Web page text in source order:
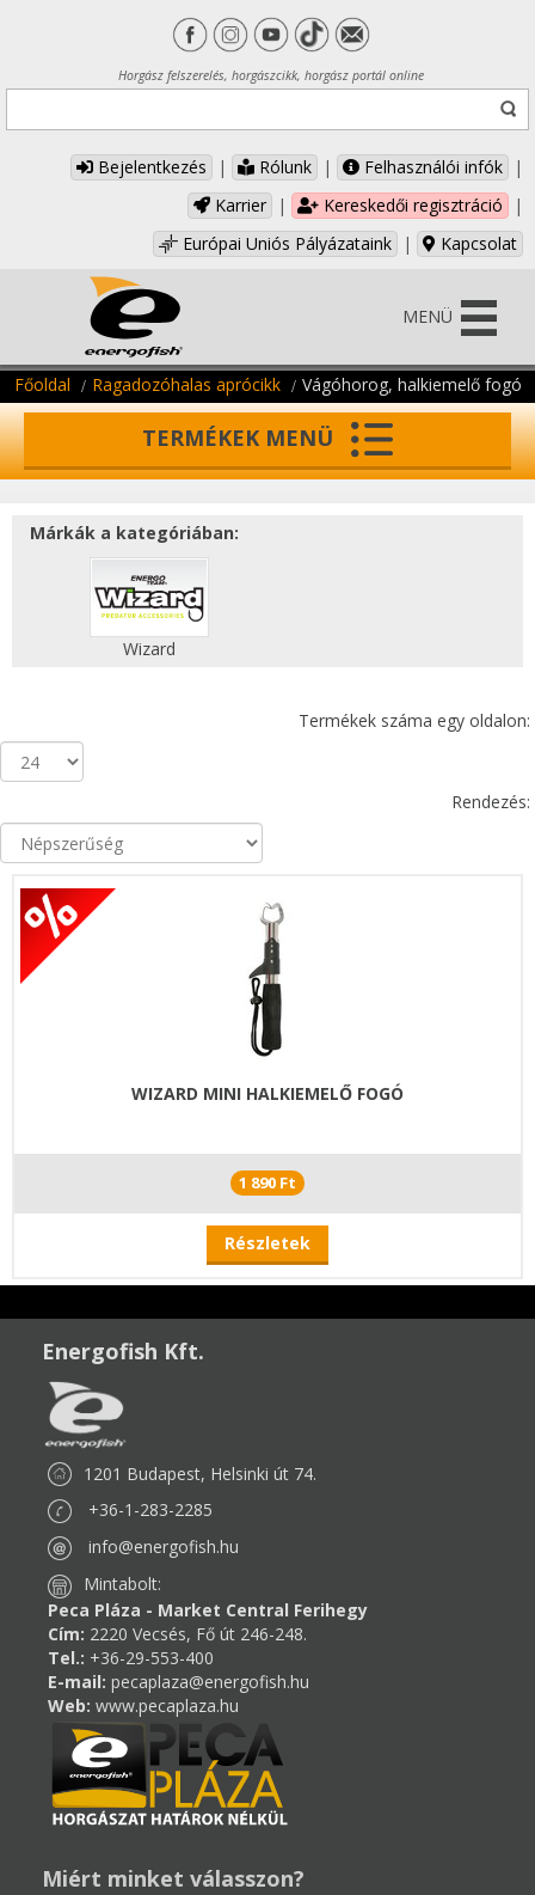
Horgász felszerelés, horgászcikk, horgász portál online
Bejelentkezés | Rólunk | Felhasználói infók
|
Karrier
| Kereskedői regisztráció
|
Európai Uniós Pályázataink
| Kapcsolat
MENÜ
Főoldal Ragadozóhalas aprócikk Vágóhorog, halkiemelő fogó
TERMÉKEK MENÜ
Márkák a kategóriában:
Wizard
Termékek száma egy oldalon:
Rendezés:
WIZARD MINI HALKIEMELŐ FOGÓ
1 890 Ft
Részletek
Energofish Kft.
1201 Budapest, Helsinki út 74.
+36-1-283-2285
info@energofish.hu
Mintabolt:
Peca Pláza - Market Central Ferihegy
Cím: 2220 Vecsés, Fő út 246-248.
Tel.: +36-29-553-400
E-mail: pecaplaza@energofish.hu
Web: www.pecaplaza.hu
Miért minket válasszon?